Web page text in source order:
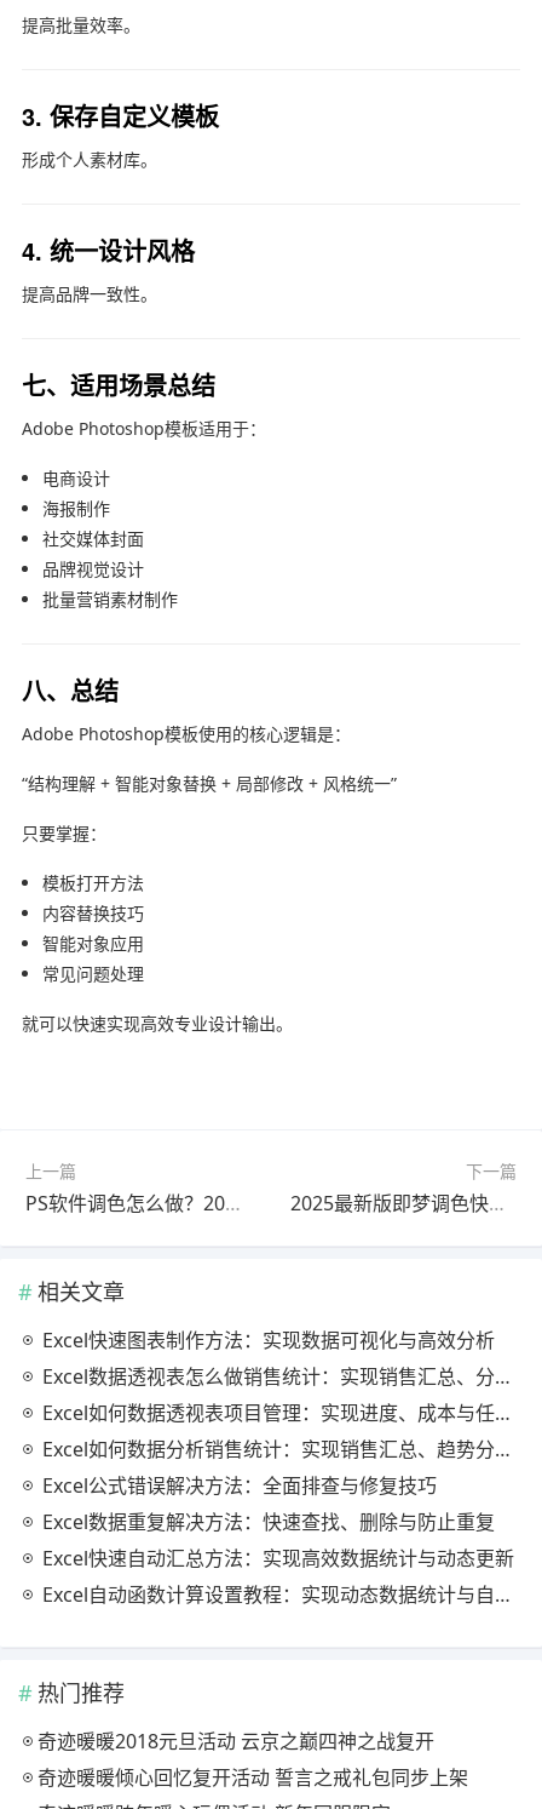
提高批量效率。
3. 保存自定义模板
形成个人素材库。
4. 统一设计风格
提高品牌一致性。
七、适用场景总结
Adobe Photoshop模板适用于：
电商设计
海报制作
社交媒体封面
品牌视觉设计
批量营销素材制作
八、总结
Adobe Photoshop模板使用的核心逻辑是：
“结构理解 + 智能对象替换 + 局部修改 + 风格统一”
只要掌握：
模板打开方法
内容替换技巧
智能对象应用
常见问题处理
就可以快速实现高效专业设计输出。
上一篇
PS软件调色怎么做？2025最新版使用教程（完整解析）
下一篇
2025最新版即梦调色快速上手教程教程｜新手必看
相关文章
Excel快速图表制作方法：实现数据可视化与高效分析
Excel数据透视表怎么做销售统计：实现销售汇总、分析与动态监控
Excel如何数据透视表项目管理：实现进度、成本与任务的高效分析
Excel如何数据分析销售统计：实现销售汇总、趋势分析与业绩优化
Excel公式错误解决方法：全面排查与修复技巧
Excel数据重复解决方法：快速查找、删除与防止重复
Excel快速自动汇总方法：实现高效数据统计与动态更新
Excel自动函数计算设置教程：实现动态数据统计与自动更新
热门推荐
奇迹暖暖2018元旦活动 云京之巅四神之战复开
奇迹暖暖倾心回忆复开活动 誓言之戒礼包同步上架